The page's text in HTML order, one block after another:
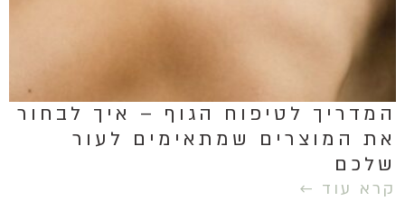
המדריך לטיפוח הגוף – איך לבחור
את המוצרים שמתאימים לעור
שלכם
קרא עוד ←